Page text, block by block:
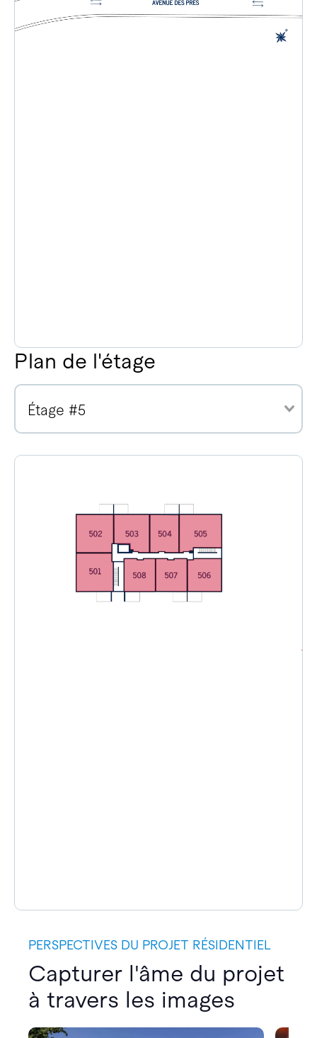
Plan de l'étage
Étage #5
PERSPECTIVES DU PROJET RÉSIDENTIEL
Capturer l'âme du projet
à travers les images